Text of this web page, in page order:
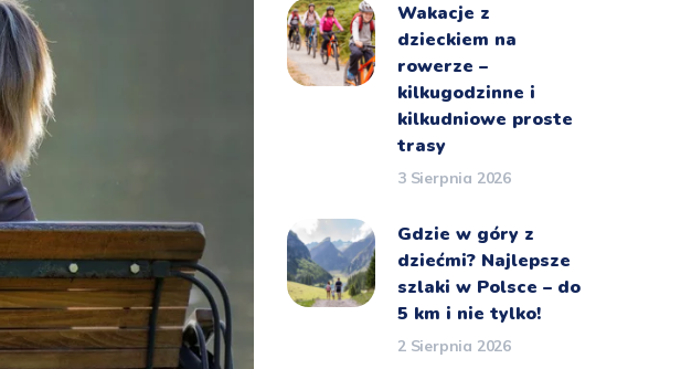
Wakacje z
dzieckiem na
rowerze –
kilkugodzinne i
kilkudniowe proste
trasy
3 Sierpnia 2026
Gdzie w góry z
dziećmi? Najlepsze
szlaki w Polsce – do
5 km i nie tylko!
2 Sierpnia 2026